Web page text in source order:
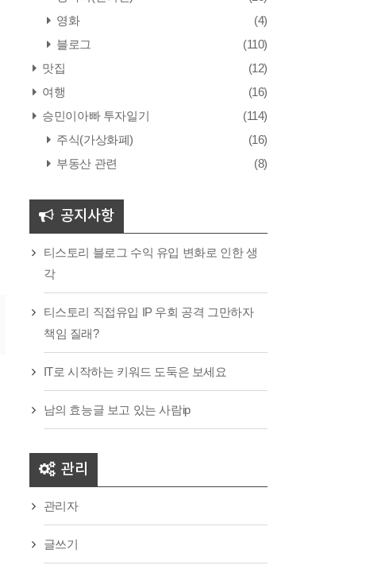
영화
(4)
블로그
(110)
맛집
(12)
여행
(16)
승민이아빠 투자일기
(114)
주식(가상화폐)
(16)
부동산 관련
(8)
공지사항
티스토리 블로그 수익 유입 변화로 인한 생
각
티스토리 직접유입 IP 우회 공격 그만하자
책임 질래?
IT로 시작하는 키워드 도둑은 보세요
남의 효능글 보고 있는 사람ip
관리
관리자
글쓰기